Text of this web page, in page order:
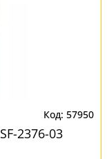
57950
2376-03